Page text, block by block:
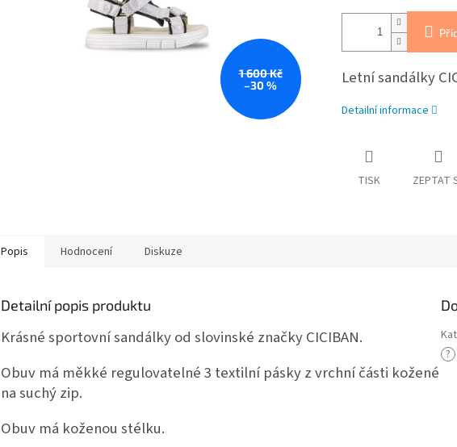
1 600 Kč
–30 %
Letní sandálky
Detailní informace
TISK ZEPTAT
Popis Hodnocení Diskuze
Detailní popis produktu
Krásné sportovní sandálky od slovinské značky CICIBAN.
Obuv má měkké regulovatelné 3 textilní pásky z vrchní části kožené
na suchý zip.
Obuv má koženou stélku.
?